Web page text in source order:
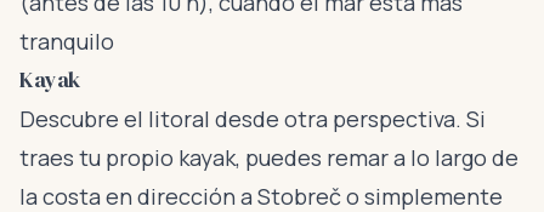
tranquilo
Kayak
Descubre el litoral desde otra perspectiva. Si
traes tu propio kayak, puedes remar a lo largo de
la costa en dirección a Stobreč o simplemente